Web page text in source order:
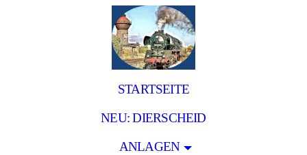
STARTSEITE
NEU: DIERSCHEID
ANLAGEN